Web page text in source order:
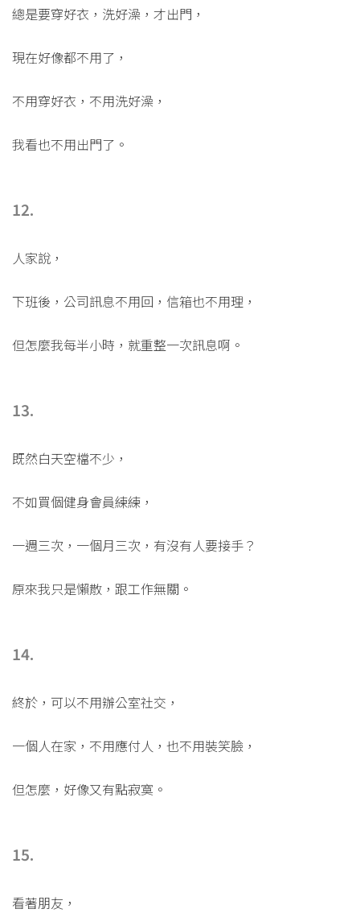
總是要穿好衣，洗好澡，才出門，
現在好像都不用了，
不用穿好衣，不用洗好澡，
我看也不用出門了。
12.
人家說，
下班後，公司訊息不用回，信箱也不用理，
但怎麼我每半小時，就重整一次訊息啊。
13.
既然白天空檔不少，
不如買個健身會員練練，
一週三次，一個月三次，有沒有人要接手？
原來我只是懶散，跟工作無關。
14.
終於，可以不用辦公室社交，
一個人在家，不用應付人，也不用裝笑臉，
但怎麼，好像又有點寂寞。
15.
看著朋友，